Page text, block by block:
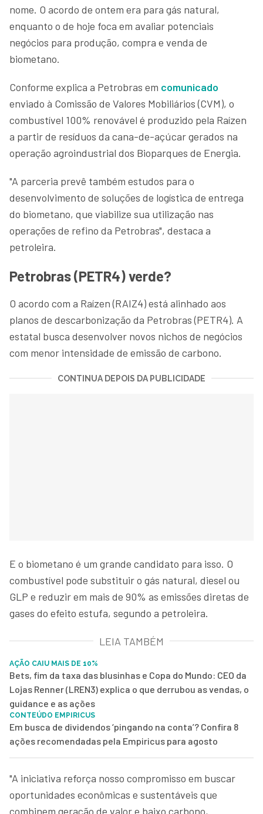
nome. O acordo de ontem era para gás natural,
enquanto o de hoje foca em avaliar potenciais
negócios para produção, compra e venda de
biometano.
Conforme explica a Petrobras em comunicado
enviado à Comissão de Valores Mobiliários (CVM), o
combustível 100% renovável é produzido pela Raízen
a partir de resíduos da cana-de-açúcar gerados na
operação agroindustrial dos Bioparques de Energia.
"A parceria prevê também estudos para o
desenvolvimento de soluções de logística de entrega
do biometano, que viabilize sua utilização nas
operações de refino da Petrobras", destaca a
petroleira.
Petrobras (PETR4) verde?
O acordo com a Raízen (RAIZ4) está alinhado aos
planos de descarbonização da Petrobras (PETR4). A
estatal busca desenvolver novos nichos de negócios
com menor intensidade de emissão de carbono.
CONTINUA DEPOIS DA PUBLICIDADE
E o biometano é um grande candidato para isso. O
combustível pode substituir o gás natural, diesel ou
GLP e reduzir em mais de 90% as emissões diretas de
gases do efeito estufa, segundo a petroleira.
LEIA TAMBÉM
AÇÃO CAIU MAIS DE 10%
Bets, fim da taxa das blusinhas e Copa do Mundo: CEO da
Lojas Renner (LREN3) explica o que derrubou as vendas, o
guidance e as ações
CONTEÚDO EMPIRICUS
Em busca de dividendos ‘pingando na conta’? Confira 8
ações recomendadas pela Empiricus para agosto
"A iniciativa reforça nosso compromisso em buscar
oportunidades econômicas e sustentáveis que
combinem geração de valor e baixo carbono,